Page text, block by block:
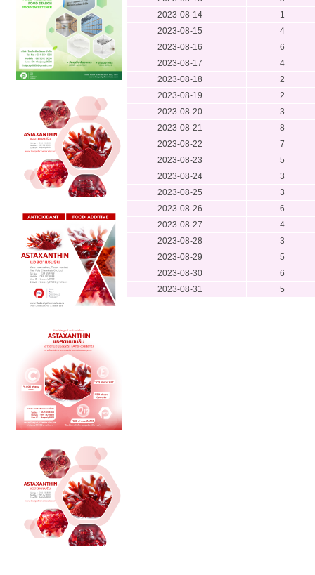
2023-08-14
1
2023-08-15
4
2023-08-16
6
2023-08-17
4
2023-08-18
2
2023-08-19
2
2023-08-20
3
2023-08-21
8
2023-08-22
7
2023-08-23
5
2023-08-24
3
2023-08-25
3
2023-08-26
6
2023-08-27
4
2023-08-28
3
2023-08-29
5
2023-08-30
6
2023-08-31
5